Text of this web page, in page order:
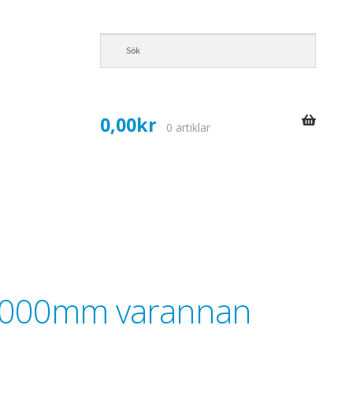
0,00kr 0 artiklar
varannan